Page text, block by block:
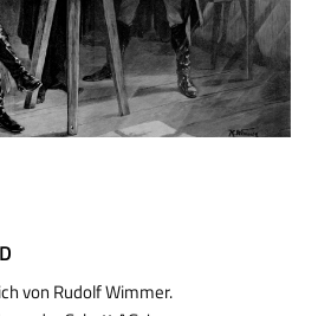
von Rudolf Wimmer.